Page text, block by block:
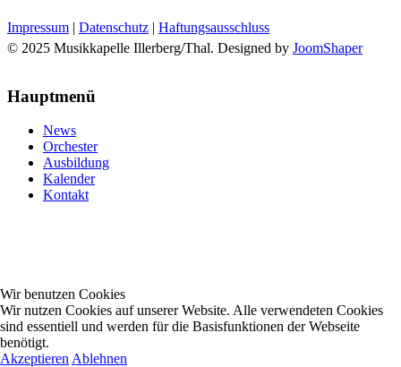
Impressum | Datenschutz | Haftungsausschluss
© 2025 Musikkapelle Illerberg/Thal. Designed by JoomShaper
Hauptmenü
News
Orchester
Ausbildung
Kalender
Kontakt
Wir benutzen Cookies
Wir nutzen Cookies auf unserer Website. Alle verwendeten Cookies
sind essentiell und werden für die Basisfunktionen der Webseite
benötigt.
Akzeptieren Ablehnen